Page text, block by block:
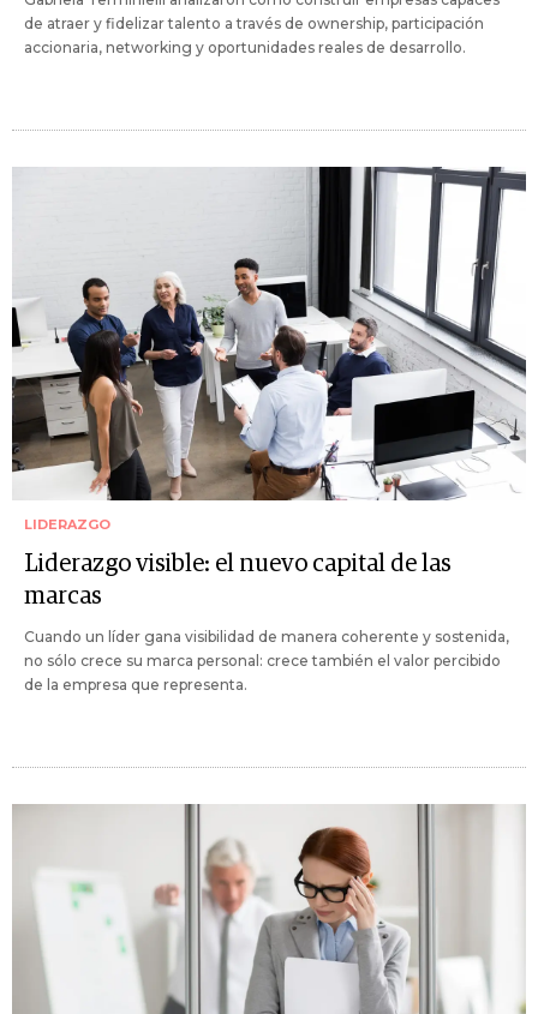
de atraer y fidelizar talento a través de ownership, participación
accionaria, networking y oportunidades reales de desarrollo.
LIDERAZGO
Liderazgo visible: el nuevo capital de las
marcas
Cuando un líder gana visibilidad de manera coherente y sostenida,
no sólo crece su marca personal: crece también el valor percibido
de la empresa que representa.